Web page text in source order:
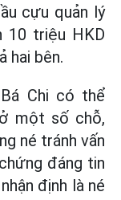
cựu quản lý
10 triệu HKD
hai bên.
Chi có thể
một số chỗ,
né tránh vấn
đáng tin
định là né